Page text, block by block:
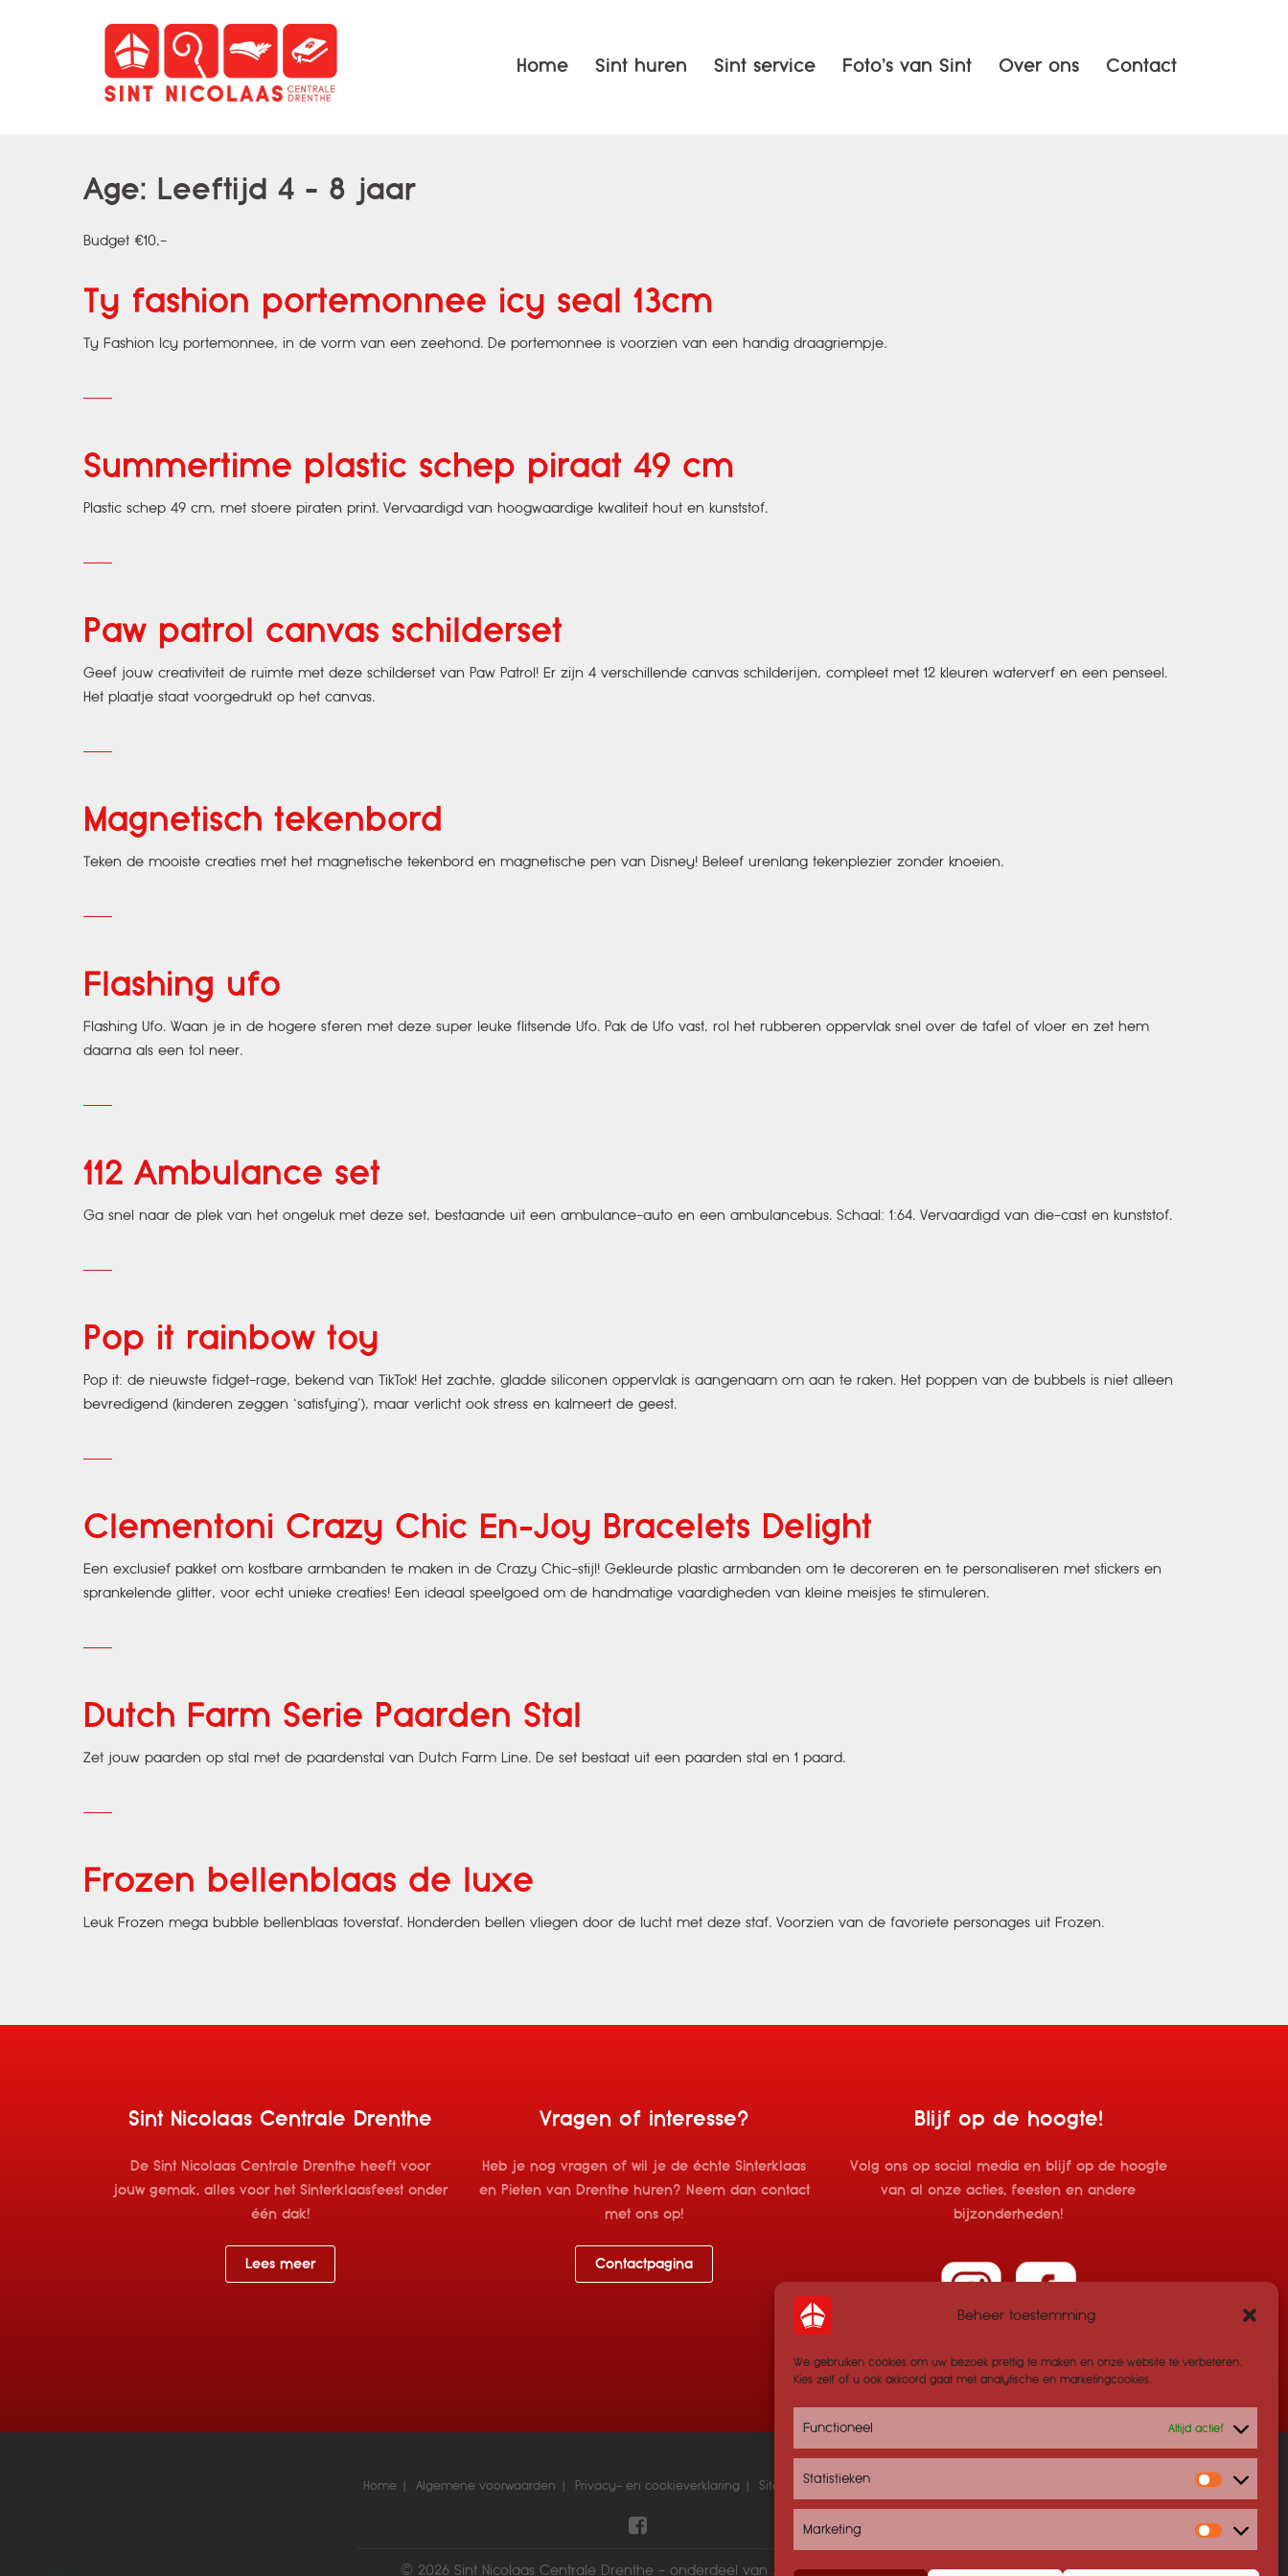
Beheer toestemming
We gebruiken cookies om uw bezoek prettig te maken en onze website te verbeteren.
Kies zelf of u ook akkoord gaat met analytische en marketingcookies.
Functioneel Altijd actief
Statistieken
Marketing
Marketing
Home Sint huren Sint service Foto’s van Sint Over ons Contact
Age: Leeftijd 4 - 8 jaar
Budget €10,-
Ty fashion portemonnee icy seal 13cm
Ty Fashion Icy portemonnee, in de vorm van een zeehond. De portemonnee is voorzien van een handig draagriempje.
Summertime plastic schep piraat 49 cm
Plastic schep 49 cm, met stoere piraten print. Vervaardigd van hoogwaardige kwaliteit hout en kunststof.
Paw patrol canvas schilderset
Geef jouw creativiteit de ruimte met deze schilderset van Paw Patrol! Er zijn 4 verschillende canvas schilderijen, compleet met 12 kleuren waterverf en een penseel.
Het plaatje staat voorgedrukt op het canvas.
Magnetisch tekenbord
Teken de mooiste creaties met het magnetische tekenbord en magnetische pen van Disney! Beleef urenlang tekenplezier zonder knoeien.
Flashing ufo
Flashing Ufo. Waan je in de hogere sferen met deze super leuke flitsende Ufo. Pak de Ufo vast, rol het rubberen oppervlak snel over de tafel of vloer en zet hem
daarna als een tol neer.
112 Ambulance set
Ga snel naar de plek van het ongeluk met deze set, bestaande uit een ambulance-auto en een ambulancebus. Schaal: 1:64. Vervaardigd van die-cast en kunststof.
Pop it rainbow toy
Pop it: de nieuwste fidget-rage, bekend van TikTok! Het zachte, gladde siliconen oppervlak is aangenaam om aan te raken. Het poppen van de bubbels is niet alleen
bevredigend (kinderen zeggen ‘satisfying’), maar verlicht ook stress en kalmeert de geest.
Clementoni Crazy Chic En-Joy Bracelets Delight
Een exclusief pakket om kostbare armbanden te maken in de Crazy Chic-stijl! Gekleurde plastic armbanden om te decoreren en te personaliseren met stickers en
sprankelende glitter, voor echt unieke creaties! Een ideaal speelgoed om de handmatige vaardigheden van kleine meisjes te stimuleren.
Dutch Farm Serie Paarden Stal
Zet jouw paarden op stal met de paardenstal van Dutch Farm Line. De set bestaat uit een paarden stal en 1 paard.
Frozen bellenblaas de luxe
Leuk Frozen mega bubble bellenblaas toverstaf. Honderden bellen vliegen door de lucht met deze staf. Voorzien van de favoriete personages uit Frozen.
Sint Nicolaas Centrale Drenthe
De Sint Nicolaas Centrale Drenthe heeft voor
jouw gemak, alles voor het Sinterklaasfeest onder
één dak!
Lees meer
Vragen of interesse?
Heb je nog vragen of wil je de échte Sinterklaas
en Pieten van Drenthe huren? Neem dan contact
met ons op!
Contactpagina
Blijf op de hoogte!
Volg ons op social media en blijf op de hoogte
van al onze acties, feesten en andere
bijzonderheden!
Home Algemene voorwaarden Privacy- en cookieverklaring Sitemap Contact
© 2026 Sint Nicolaas Centrale Drenthe - onderdeel van JiPi Entertainment